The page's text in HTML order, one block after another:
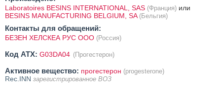
Laboratoires BESINS INTERNATIONAL, SAS (Франция) или
BESINS MANUFACTURING BELGIUM, SA (Бельгия)
Контакты для обращений:
БЕЗЕН ХЕЛСКЕА РУС ООО (Россия)
Код ATX: G03DA04 (Прогестерон)
Активное вещество: прогестерон (progesterone)
Rec.INN зарегистрированное ВОЗ